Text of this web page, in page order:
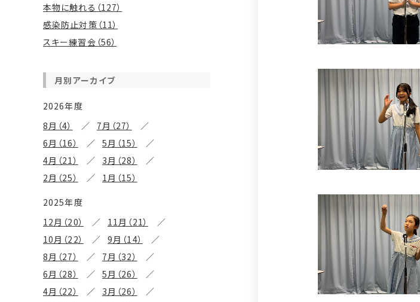
本物に触れる（127）
感染防止対策（11）
スキー練習会（56）
月別アーカイブ
2026年度
8月（4）
7月（27）
6月（16）
5月（15）
4月（21）
3月（28）
2月（25）
1月（15）
2025年度
12月（20）
11月（21）
10月（22）
9月（14）
8月（27）
7月（32）
6月（28）
5月（26）
4月（22）
3月（26）